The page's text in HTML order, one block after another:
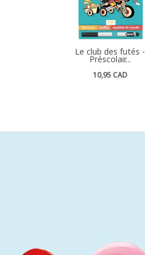
Le club des futés -
Préscolair...
10,95 CAD